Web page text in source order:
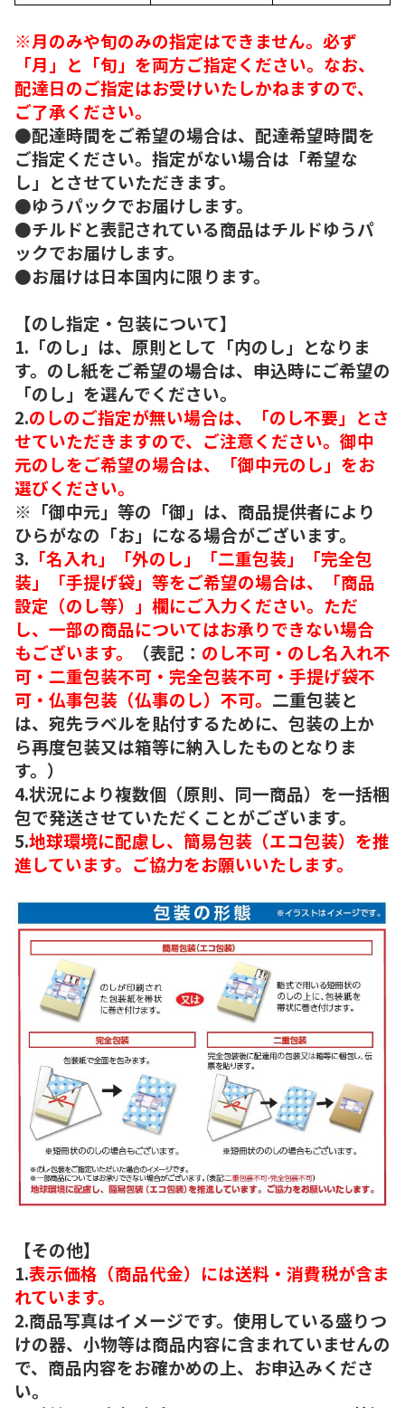
※月のみや旬のみの指定はできません。必ず
「月」と「旬」を両方ご指定ください。なお、
配達日のご指定はお受けいたしかねますので、
ご了承ください。
●配達時間をご希望の場合は、配達希望時間を
ご指定ください。指定がない場合は「希望な
し」とさせていただきます。
●ゆうパックでお届けします。
●チルドと表記されている商品はチルドゆうパ
ックでお届けします。
●お届けは日本国内に限ります。
【のし指定・包装について】
1.「のし」は、原則として「内のし」となりま
す。のし紙をご希望の場合は、申込時にご希望の
「のし」を選んでください。
2.のしのご指定が無い場合は、「のし不要」とさ
せていただきますので、ご注意ください。御中
元のしをご希望の場合は、「御中元のし」をお
選びください。
※「御中元」等の「御」は、商品提供者により
ひらがなの「お」になる場合がございます。
3. 「名入れ」「外のし」「二重包装」「完全包
装」「手提げ袋」等をご希望の場合は、「商品
設定（のし等）」欄にご入力ください。ただ
し、一部の商品についてはお承りできない場合
もございます。
（表記： のし不可・のし名入れ不
可・二重包装不可・完全包装不可・手提げ袋不
可・仏事包装（仏事のし）不可。 二重包装と
は、宛先ラベルを貼付するために、包装の上か
ら再度包装又は箱等に納入したものとなりま
す。）
4.状況により複数個（原則、同一商品）を一括梱
包で発送させていただくことがございます。
5.地球環境に配慮し、簡易包装（エコ包装）を推
進しています。ご協力をお願いいたします。
【その他】
1.表示価格（商品代金）には送料・消費税が含ま
れています。
2.商品写真はイメージです。使用している盛りつ
けの器、小物等は商品内容に含まれていませんの
で、商品内容をお確かめの上、お申込みくださ
い。